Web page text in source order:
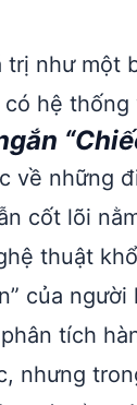
như một
hệ thống
về những
cốt lõi
thuật
của người
tích
nhưng